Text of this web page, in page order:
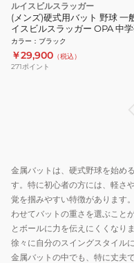
ルイスビルスラッガー
(メンズ)硬式用バット 野球 一
イスビルスラッガー OPA 中
式用 82cm/800g平均
WBL28880108280
カラー ： ブラック
￥29,900 （税込）
271ポイント
金属バットは、硬式野球を始め
す。特に初心者の方には、軽さ
覚を掴みやすい特徴があります
わせてバットの重さを選ぶこと
とボールに力を伝えにくくなり
徐々に自分のスイングスタイル
金属バットの中でも、特に丈夫